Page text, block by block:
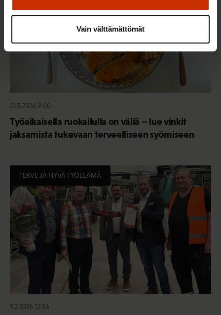
Vain välttämättömät
22.5.2026 9:00
Työaikaisella ruokailulla on väliä – lue vinkit
jaksamista tukevaan terveelliseen syömiseen
TERVE JA HYVÄ TYÖELÄMÄ
9.2.2026 12:56